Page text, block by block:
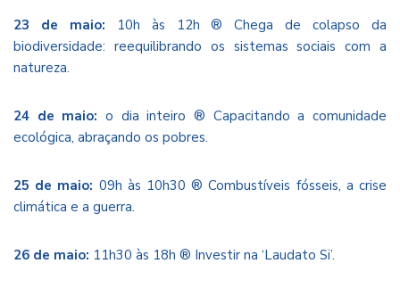
23 de maio:
10h às 12h ® Chega de colapso da
biodiversidade: reequilibrando os sistemas sociais com a
natureza.
24 de maio: o dia inteiro ® Capacitando a comunidade
ecológica, abraçando os pobres.
25 de maio: 09h às 10h30 ® Combustíveis fósseis, a crise
climática e a guerra.
26 de maio: 11h30 às 18h ® Investir na ‘Laudato Si’.